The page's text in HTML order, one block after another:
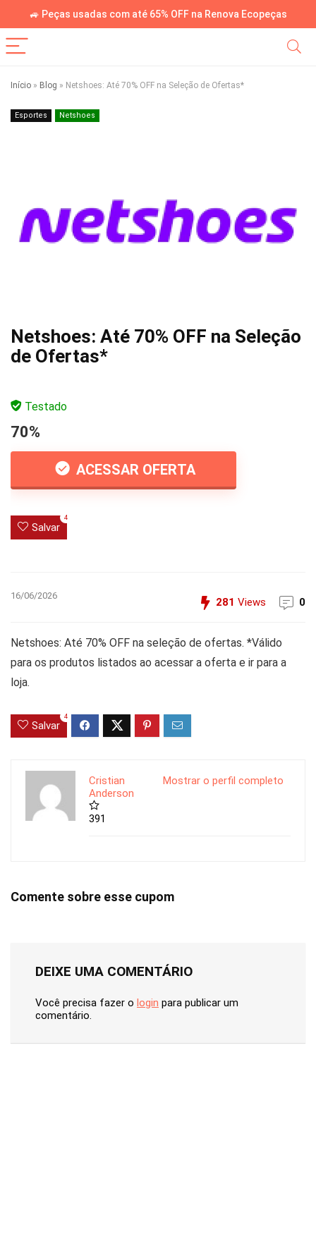
🚙 Peças usadas com até 65% OFF na Renova Ecopeças
Início » Blog » Netshoes: Até 70% OFF na Seleção de Ofertas*
Esportes Netshoes
Netshoes: Até 70% OFF na Seleção
de Ofertas*
Testado
70%
ACESSAR OFERTA
Salvar
4
16/06/2026
281 Views 0
Netshoes: Até 70% OFF na seleção de ofertas. *Válido
para os produtos listados ao acessar a oferta e ir para a
loja.
Salvar
4
Mostrar o perfil completo
Cristian
Anderson
391
Comente sobre esse cupom
DEIXE UMA COMENTÁRIO
Você precisa fazer o login para publicar um
comentário.